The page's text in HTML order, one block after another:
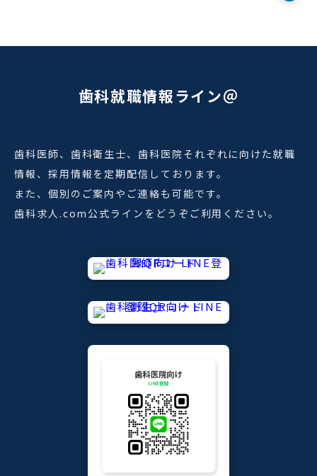
歯科就職情報ライン＠
歯科医師、歯科衛生士、歯科医院それぞれに向けた就職
情報、採用情報を定期配信しております。
また、個別のご案内やご連絡も可能です。
歯科求人.com公式ラインをどうぞご利用ください。